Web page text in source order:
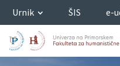
Urnik ŠIS e-